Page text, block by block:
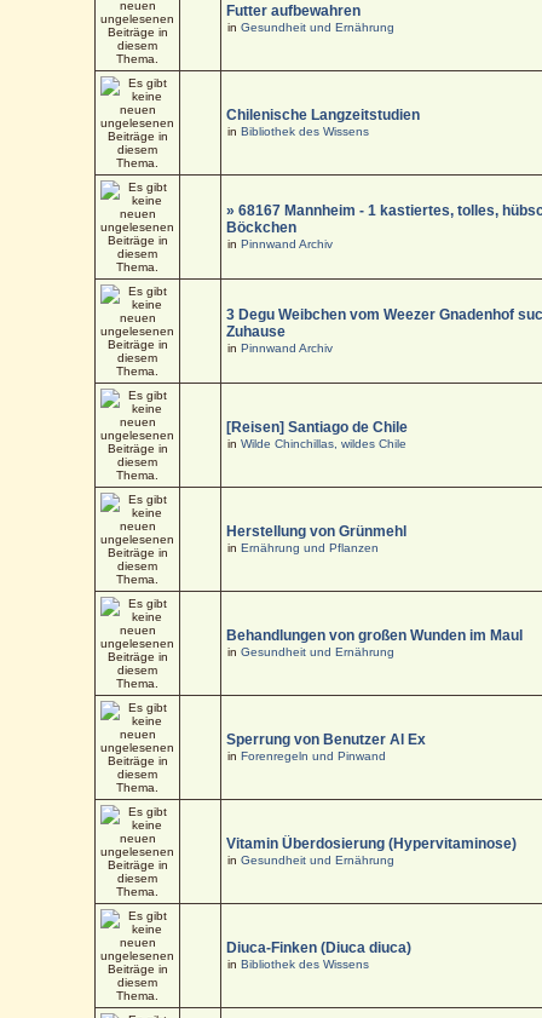
Futter aufbewahren
inGesundheit und Ernährung
Chilenische Langzeitstudien
inBibliothek des Wissens
» 68167 Mannheim - 1 kastiertes, tolles,
Böckchen
inPinnwand Archiv
3 Degu Weibchen vom Weezer Gnadenhof
Zuhause
inPinnwand Archiv
[Reisen] Santiago de Chile
inWilde Chinchillas, wildes Chile
Herstellung von Grünmehl
inErnährung und Pflanzen
Behandlungen von großen Wunden im Maul
inGesundheit und Ernährung
Sperrung von Benutzer Al Ex
inForenregeln und Pinwand
Vitamin Überdosierung (Hypervitaminose)
inGesundheit und Ernährung
Diuca-Finken (Diuca diuca)
inBibliothek des Wissens